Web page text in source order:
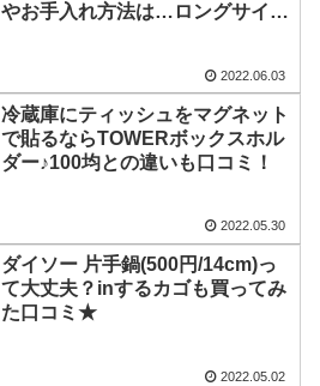
やお手入れ方法は…ロングサイズ
2022.06.03
冷蔵庫にティッシュをマグネット
で貼るならTOWERボックスホル
ダー♪100均との違いも口コミ！
2022.05.30
ダイソー 片手鍋(500円/14cm)っ
て大丈夫？inするカゴも買ってみ
た口コミ★
2022.05.02